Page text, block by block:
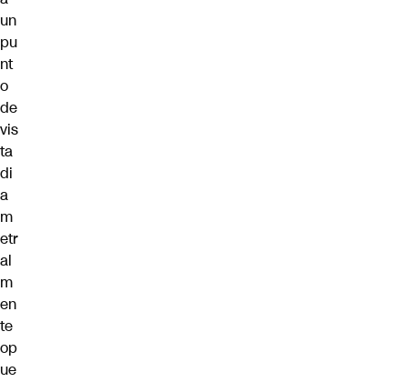
un
pu
nt
o
de
vis
ta
di
a
m
etr
al
m
en
te
op
ue